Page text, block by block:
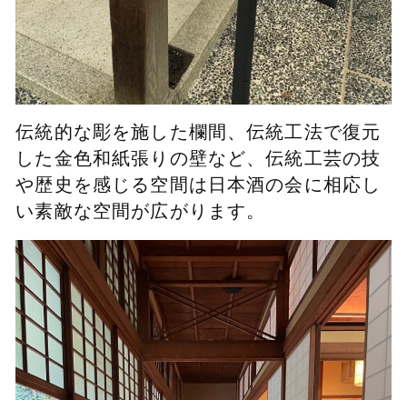
伝統的な彫を施した欄間、伝統工法で復元
した金色和紙張りの壁など、伝統工芸の技
や歴史を感じる空間は日本酒の会に相応し
い素敵な空間が広がります。